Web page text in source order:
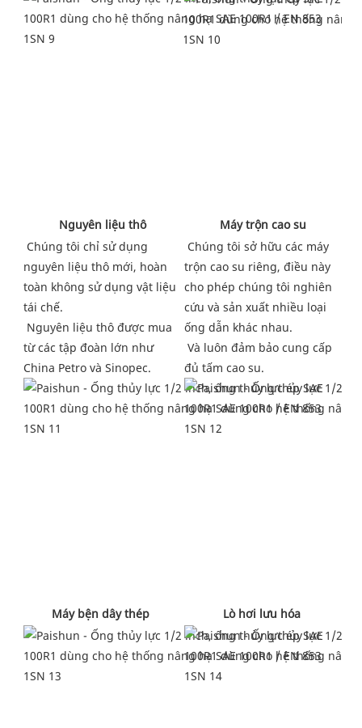
Nguyên liệu thô
Chúng tôi chỉ sử dụng
nguyên liệu thô mới, hoàn
toàn không sử dụng vật liệu
tái chế.
Nguyên liệu thô được mua
từ các tập đoàn lớn như
China Petro và Sinopec.
Máy trộn cao su
Chúng tôi sở hữu các máy
trộn cao su riêng, điều này
cho phép chúng tôi nghiên
cứu và sản xuất nhiều loại
ống dẫn khác nhau.
Và luôn đảm bảo cung cấp
đủ tấm cao su.
Máy bện dây thép Lò hơi lưu hóa